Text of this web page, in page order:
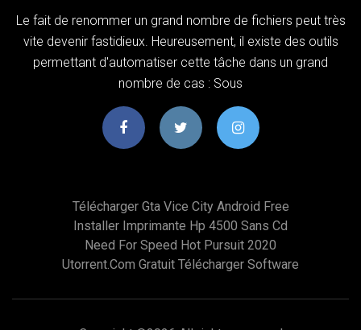
Le fait de renommer un grand nombre de fichiers peut très
vite devenir fastidieux. Heureusement, il existe des outils
permettant d'automatiser cette tâche dans un grand
nombre de cas : Sous
Télécharger Gta Vice City Android Free
Installer Imprimante Hp 4500 Sans Cd
Need For Speed Hot Pursuit 2020
Utorrent.com Gratuit Télécharger Software